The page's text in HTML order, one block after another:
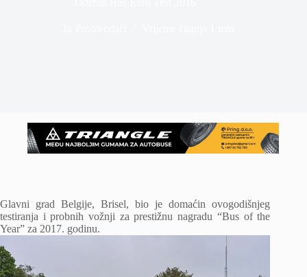
Glavni grad Belgije, Brisel, bio je domaćin ovogodišnjeg
testiranja i probnih vožnji za prestižnu nagradu “Bus of the
Year” za 2017. godinu.